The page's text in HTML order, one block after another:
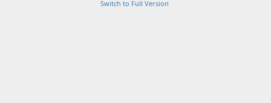
Switch to Full Version